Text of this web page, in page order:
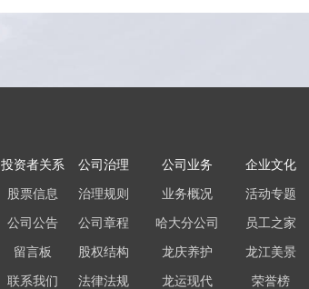
投资者关系
股票信息
公司公告
留言板
联系我们
公司治理
治理规则
公司章程
股权结构
法律法规
公司业务
业务概况
哈大分公司
龙庆养护
龙运现代
企业文化
活动专题
员工之家
龙江美景
荣誉榜